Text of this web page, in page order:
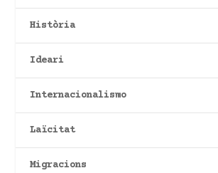
Història
Ideari
Internacionalismo
Laïcitat
Migracions